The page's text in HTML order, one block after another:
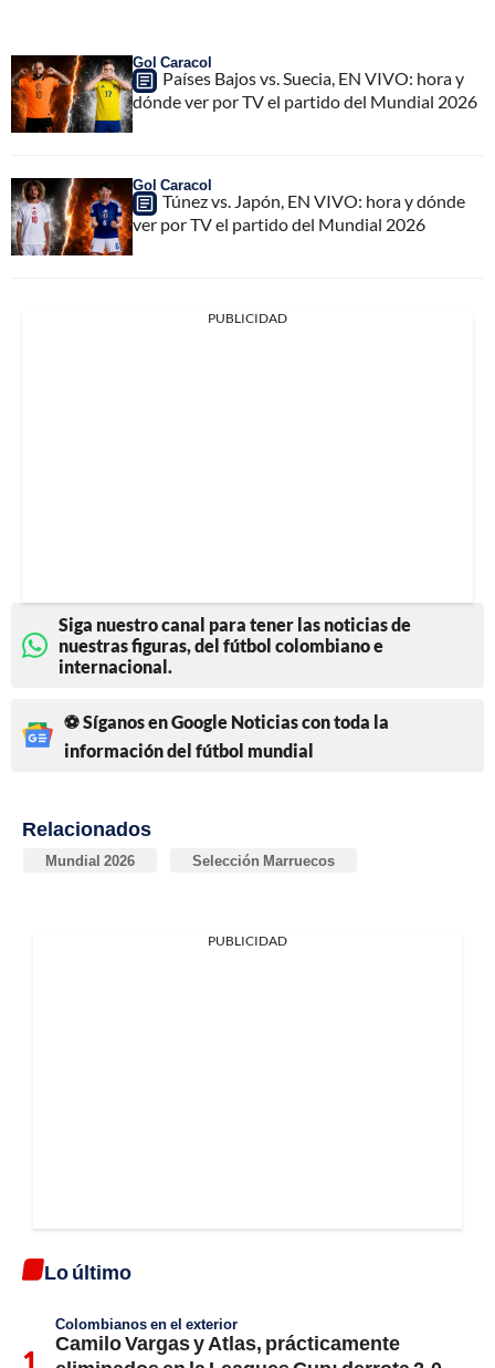
Gol Caracol
Países Bajos vs. Suecia, EN VIVO: hora y
dónde ver por TV el partido del Mundial 2026
Gol Caracol
Túnez vs. Japón, EN VIVO: hora y dónde
ver por TV el partido del Mundial 2026
PUBLICIDAD
Siga nuestro canal para tener las noticias de
nuestras figuras, del fútbol colombiano e
internacional.
⚽ Síganos en Google Noticias con toda la
información del fútbol mundial
Relacionados
Mundial 2026 Selección Marruecos
PUBLICIDAD
Lo último
Colombianos en el exterior
Camilo Vargas y Atlas, prácticamente